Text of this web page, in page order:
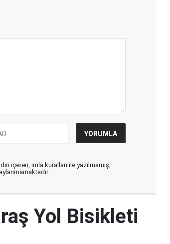
içeren, imla kuralları ile yazılmamış,
Yol Bisikleti